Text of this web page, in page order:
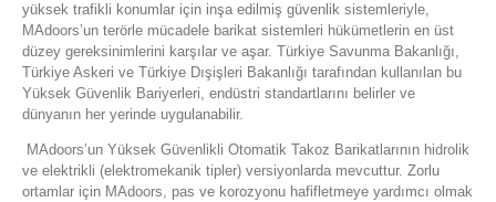
yüksek trafikli konumlar için inşa edilmiş güvenlik sistemleriyle,
MAdoors’un terörle mücadele barikat sistemleri hükümetlerin en üst
düzey gereksinimlerini karşılar ve aşar. Türkiye Savunma Bakanlığı,
Türkiye Askeri ve Türkiye Dışişleri Bakanlığı tarafından kullanılan bu
Yüksek Güvenlik Bariyerleri, endüstri standartlarını belirler ve
dünyanın her yerinde uygulanabilir.
MAdoors’un Yüksek Güvenlikli Otomatik Takoz Barikatlarının hidrolik
ve elektrikli (elektromekanik tipler) versiyonlarda mevcuttur. Zorlu
ortamlar için MAdoors, pas ve korozyonu hafifletmeye yardımcı olmak